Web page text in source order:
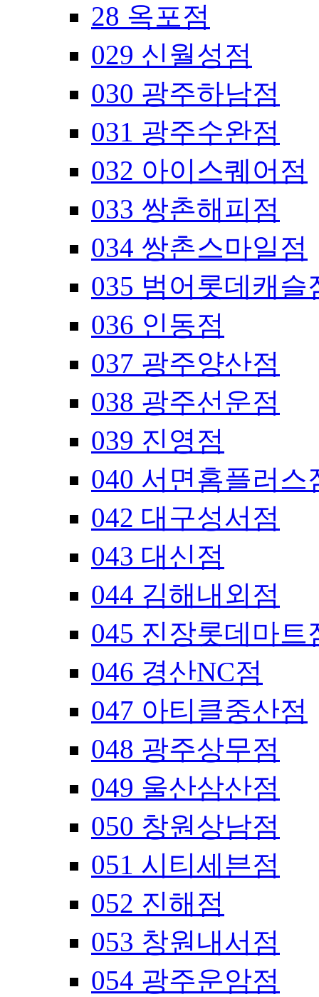
28 옥포점
029 신월성점
030 광주하남점
031 광주수완점
032 아이스퀘어점
033 쌍촌해피점
034 쌍촌스마일점
035 범어롯데캐슬
036 인동점
037 광주양산점
038 광주선운점
039 진영점
040 서면홈플러스
042 대구성서점
043 대신점
044 김해내외점
045 진장롯데마트
046 경산NC점
047 아티클중산점
048 광주상무점
049 울산삼산점
050 창원상남점
051 시티세븐점
052 진해점
053 창원내서점
054 광주운암점